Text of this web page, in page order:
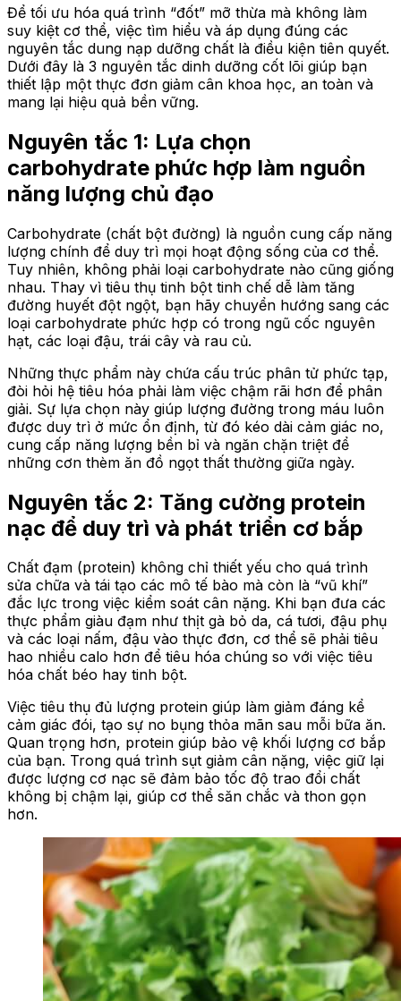
Để tối ưu hóa quá trình “đốt” mỡ thừa mà không làm
suy kiệt cơ thể, việc tìm hiểu và áp dụng đúng các
nguyên tắc dung nạp dưỡng chất là điều kiện tiên quyết.
Dưới đây là 3 nguyên tắc dinh dưỡng cốt lõi giúp bạn
thiết lập một thực đơn giảm cân khoa học, an toàn và
mang lại hiệu quả bền vững.
Nguyên tắc 1: Lựa chọn
carbohydrate phức hợp làm nguồn
năng lượng chủ đạo
Carbohydrate (chất bột đường) là nguồn cung cấp năng
lượng chính để duy trì mọi hoạt động sống của cơ thể.
Tuy nhiên, không phải loại carbohydrate nào cũng giống
nhau. Thay vì tiêu thụ tinh bột tinh chế dễ làm tăng
đường huyết đột ngột, bạn hãy chuyển hướng sang các
loại carbohydrate phức hợp có trong ngũ cốc nguyên
hạt, các loại đậu, trái cây và rau củ.
Những thực phẩm này chứa cấu trúc phân tử phức tạp,
đòi hỏi hệ tiêu hóa phải làm việc chậm rãi hơn để phân
giải. Sự lựa chọn này giúp lượng đường trong máu luôn
được duy trì ở mức ổn định, từ đó kéo dài cảm giác no,
cung cấp năng lượng bền bỉ và ngăn chặn triệt để
những cơn thèm ăn đồ ngọt thất thường giữa ngày.
Nguyên tắc 2: Tăng cường protein
nạc để duy trì và phát triển cơ bắp
Chất đạm (protein) không chỉ thiết yếu cho quá trình
sửa chữa và tái tạo các mô tế bào mà còn là “vũ khí”
đắc lực trong việc kiểm soát cân nặng. Khi bạn đưa các
thực phẩm giàu đạm như thịt gà bỏ da, cá tươi, đậu phụ
và các loại nấm, đậu vào thực đơn, cơ thể sẽ phải tiêu
hao nhiều calo hơn để tiêu hóa chúng so với việc tiêu
hóa chất béo hay tinh bột.
Việc tiêu thụ đủ lượng protein giúp làm giảm đáng kể
cảm giác đói, tạo sự no bụng thỏa mãn sau mỗi bữa ăn.
Quan trọng hơn, protein giúp bảo vệ khối lượng cơ bắp
của bạn. Trong quá trình sụt giảm cân nặng, việc giữ lại
được lượng cơ nạc sẽ đảm bảo tốc độ trao đổi chất
không bị chậm lại, giúp cơ thể săn chắc và thon gọn
hơn.